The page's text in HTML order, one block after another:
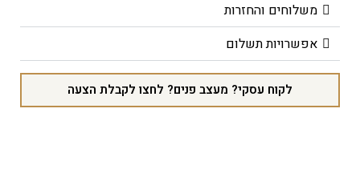
משלוחים והחזרות
אפשרויות תשלום
לקוח עסקי? מעצב פנים? לחצו לקבלת הצעה